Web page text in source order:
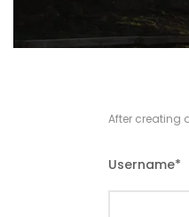
After creating
Username*